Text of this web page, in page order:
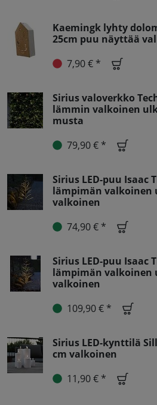
Kaemingk lyhty
25cm puu näyttää
7,90 € *
Sirius valoverkko
lämmin valkoinen
musta
79,90 € *
Sirius LED-puu Isaac
lämpimän valkoinen
valkoinen
74,90 € *
Sirius LED-puu Isaac
lämpimän valkoinen
valkoinen
109,90 € *
Sirius LED-kynttilä
cm valkoinen
11,90 € *